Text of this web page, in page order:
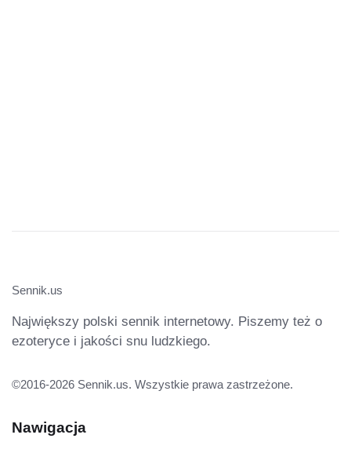
Sennik.us
Największy polski sennik internetowy. Piszemy też o
ezoteryce i jakości snu ludzkiego.
©2016-2026 Sennik.us. Wszystkie prawa zastrzeżone.
Nawigacja